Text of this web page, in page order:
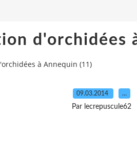
d'orchidées
à Annequin (11)
09.03.2014 …
Par lecrepuscule62